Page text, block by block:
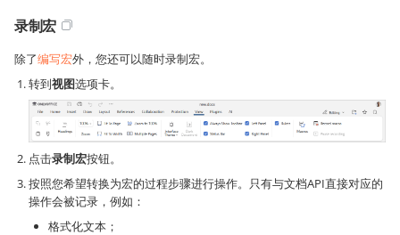
录制宏
除了编写宏外，您还可以随时录制宏。
转到视图选项卡。
点击录制宏按钮。
按照您希望转换为宏的过程步骤进行操作。只有与文档API直接对应的
操作会被记录，例如：
格式化文本；